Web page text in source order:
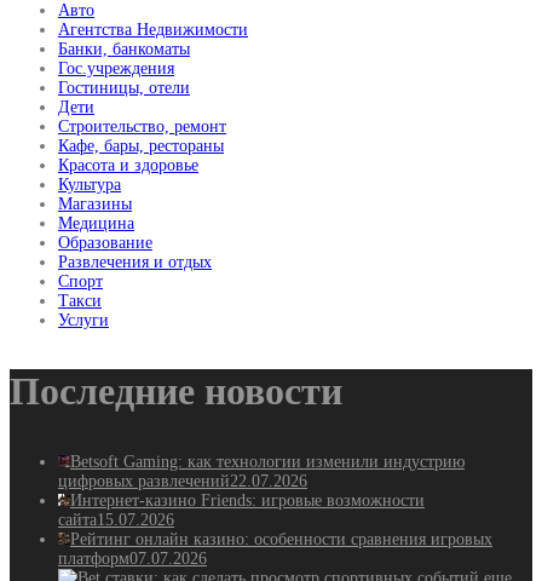
Авто
Агентства Недвижимости
Банки, банкоматы
Гос.учреждения
Гостиницы, отели
Дети
Строительство, ремонт
Кафе, бары, рестораны
Красота и здоровье
Культура
Магазины
Медицина
Образование
Развлечения и отдых
Спорт
Такси
Услуги
Последние новости
Betsoft Gaming: как технологии изменили индустрию
цифровых развлечений22.07.2026
Интернет-казино Friends: игровые возможности
сайта15.07.2026
Рейтинг онлайн казино: особенности сравнения игровых
платформ07.07.2026